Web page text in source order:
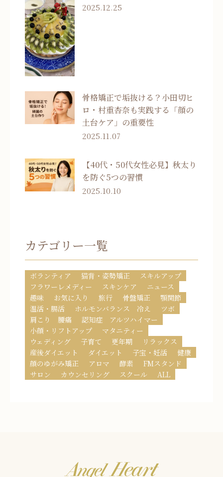
2025.12.25
骨格矯正で垢抜ける？小田切ヒ
ロ・村重杏奈も実践する「顔の
土台ケア」の重要性
2025.11.07
【40代・50代女性必見】秋太り
を防ぐ5つの習慣
2025.10.10
カテゴリー一覧
ボランティア 猫背・姿勢矯正
スキルアップ
フラワーレメディー
スキンケア
ニュース
趣味
お気に入り 旅行 骨盤矯正
顎関節
温活・腸活
ホルモンバランス 冷え
ツボ
肩こり 腰痛
認知症 アルツハイマー
小顔・リフトアップ
マタニティー
ウェディング
子育て 更年期
リラックス
産後ダイエット
ダイエット 子宝・妊活
健康
顔のゆがみ矯正
アロマ 酵素
FMスタンド
サロン
カウンセリング スクール ALL